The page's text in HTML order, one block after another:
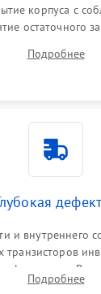
корпуса с
остаточного
Подробнее
и внутреннего
транзисторов
и прогаров на
Подробнее